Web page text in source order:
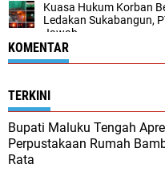
Kuasa Hukum Korban
Ledakan Sukabangun,
Jawab
KOMENTAR
TERKINI
Bupati Maluku Tengah
Perpustakaan Rumah
Rata